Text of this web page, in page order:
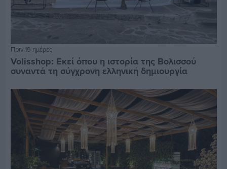
Πριν 19 ημέρες
Volisshop: Εκεί όπου η ιστορία της Βολισσού
συναντά τη σύγχρονη ελληνική δημιουργία